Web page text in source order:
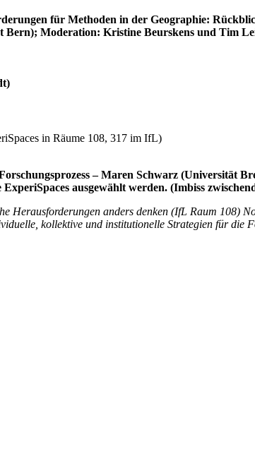
für Methoden in der Geographie:
Bern); Moderation: Kristine Beurskens und Tim
in Räume 108, 317 im IfL)
– Maren Schwarz (Universität
ausgewählt werden. (Imbiss
Herausforderungen anders denken (IfL Raum 108)
kollektive und institutionelle Strategien für die